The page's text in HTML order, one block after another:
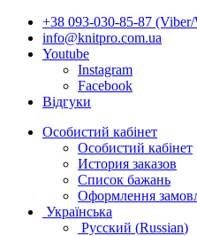
+38 093-030-85-87
info@knitpro.com.ua
Youtube
Instagram
Facebook
Відгуки
Особистий кабінет
Особистий кабінет
История заказов
Список бажань
Оформлення
Українська
Русский (Russian)